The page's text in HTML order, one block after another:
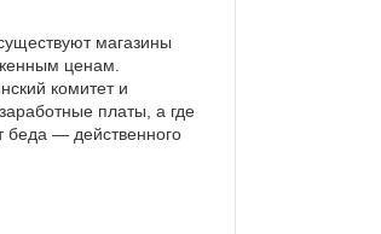
магазины
ценам.
комитет и
платы, а где
беда — действенного